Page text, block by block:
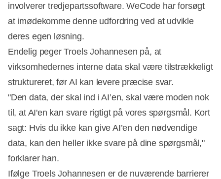
involverer tredjepartssoftware. WeCode har forsøgt
at imødekomme denne udfordring ved at udvikle
deres egen løsning.
Endelig peger Troels Johannesen på, at
virksomhedernes interne data skal være tilstrækkeligt
struktureret, før AI kan levere præcise svar.
"Den data, der skal ind i AI’en, skal være moden nok
til, at AI'en kan svare rigtigt på vores spørgsmål. Kort
sagt: Hvis du ikke kan give AI’en den nødvendige
data, kan den heller ikke svare på dine spørgsmål,"
forklarer han.
Ifølge Troels Johannesen er de nuværende barrierer